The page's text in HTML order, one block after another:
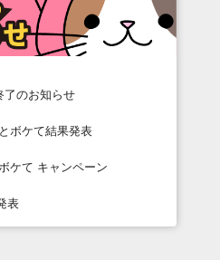
了のお知らせ
ボケて結果発表
ケて キャンペーン
表